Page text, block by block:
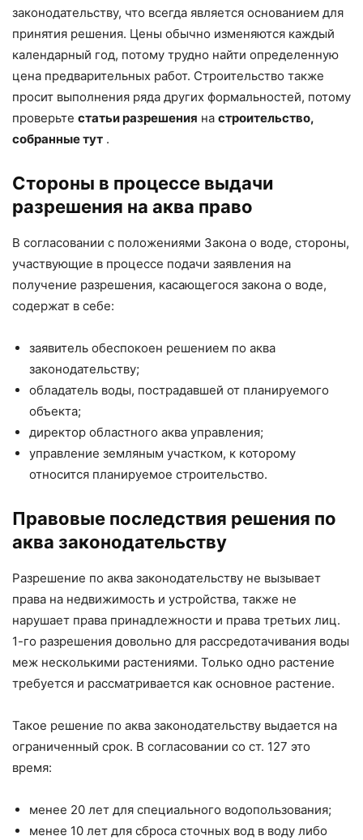
законодательству, что всегда является основанием для
принятия решения. Цены обычно изменяются каждый
календарный год, потому трудно найти определенную
цена предварительных работ. Строительство также
просит выполнения ряда других формальностей, потому
проверьте статьи разрешения на строительство,
собранные тут .
Стороны в процессе выдачи
разрешения на аква право
В согласовании с положениями Закона о воде, стороны,
участвующие в процессе подачи заявления на
получение разрешения, касающегося закона о воде,
содержат в себе:
заявитель обеспокоен решением по аква
законодательству;
обладатель воды, пострадавшей от планируемого
объекта;
директор областного аква управления;
управление земляным участком, к которому
относится планируемое строительство.
Правовые последствия решения по
аква законодательству
Разрешение по аква законодательству не вызывает
права на недвижимость и устройства, также не
нарушает права принадлежности и права третьих лиц.
1-го разрешения довольно для рассредотачивания воды
меж несколькими растениями. Только одно растение
требуется и рассматривается как основное растение.
Такое решение по аква законодательству выдается на
ограниченный срок. В согласовании со ст. 127 это
время:
менее 20 лет для специального водопользования;
менее 10 лет для сброса сточных вод в воду либо